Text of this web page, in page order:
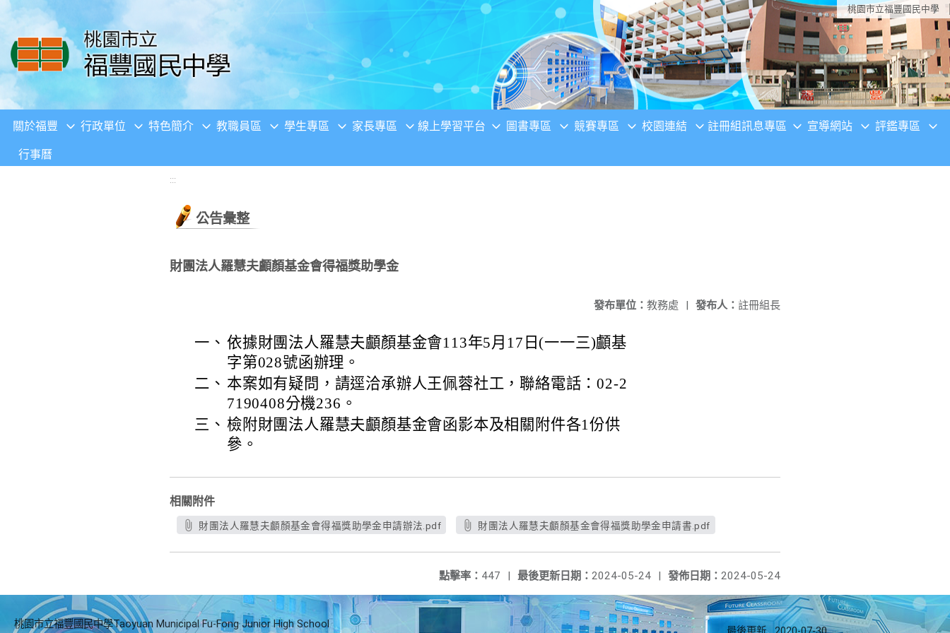
移至網頁之主要內容區位置 桃園市立福豐國民中學
關於福豐 行政單位 特色簡介 教職員區 學生專區 家長專區 線上學習平台 圖書專區 競賽專區 校園連結 註冊組訊息專區 宣導網站 評鑑專區
行事曆
:::
公告彙整
財團法人羅慧夫顱顏基金會得福獎助學金
發布人： 註冊組長
發布單位： 教務處 |
一、 依據財團法人羅慧夫顱顏基金會113年5月17日(一一三)顱基
字第028號函辦理。
二、 本案如有疑問，請逕洽承辦人王佩蓉社工，聯絡電話：02-2
7190408分機236。
三、 檢附財團法人羅慧夫顱顏基金會函影本及相關附件各1份供
參。
相關附件
財團法人羅慧夫顱顏基金會得福獎助學金申請辦法.pdf 財團法人羅慧夫顱顏基金會得福獎助學金申請書.pdf
發佈日期： 2024-05-24
最後更新日期： 2024-05-24 |
點擊率： 447 |
桃園市立福豐國民中學Taoyuan Municipal Fu-Fong Junior High School